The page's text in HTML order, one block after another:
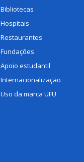
Bibliotecas
Hospitais
Restaurantes
Fundações
Apoio estudantil
Internacionalização
Uso da marca UFU